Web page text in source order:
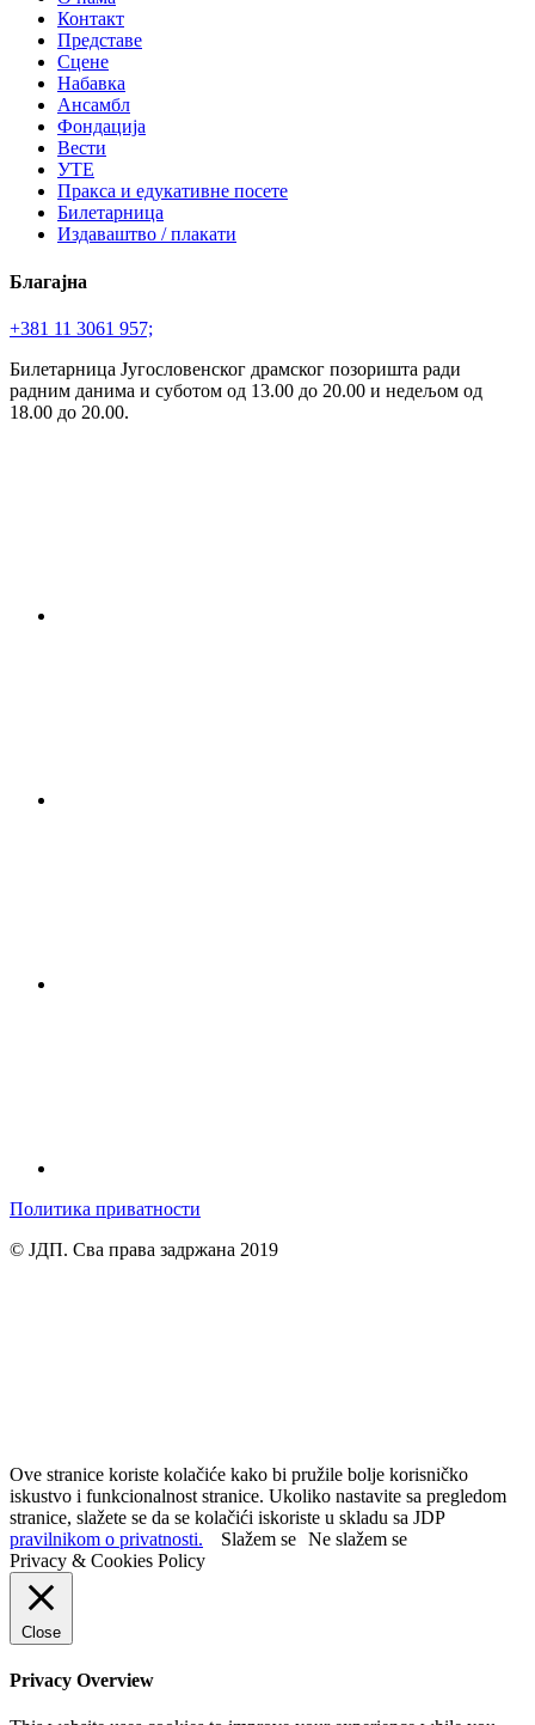
Контакт
Представе
Сцене
Набавка
Ансамбл
Фондација
Вести
УТЕ
Пракса и едукативне посете
Билетарница
Издаваштво / плакати
Благајна
+381 11 3061 957;
Билетарница Југословенског драмског позоришта ради
радним данима и суботом од 13.00 до 20.00 и недељом од
18.00 до 20.00.
Политика приватности
© ЈДП. Сва права задржана 2019
Ove stranice koriste kolačiće kako bi pružile bolje korisničko
iskustvo i funkcionalnost stranice. Ukoliko nastavite sa pregledom
stranice, slažete se da se kolačići iskoriste u skladu sa JDP
pravilnikom o privatnosti.
Slažem se Ne slažem se
Privacy & Cookies Policy
Close
Privacy Overview